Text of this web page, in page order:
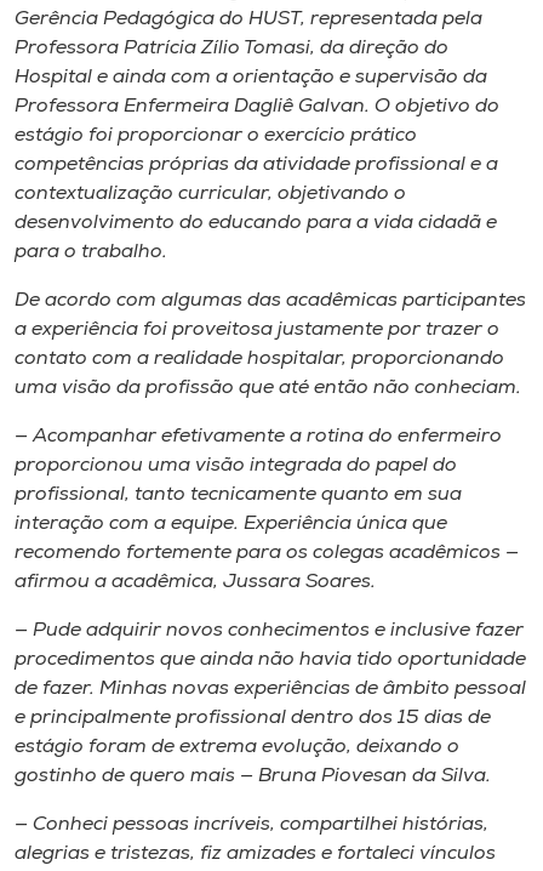
Gerência Pedagógica do HUST, representada pela
Professora Patrícia Zílio Tomasi, da direção do
Hospital e ainda com a orientação e supervisão da
Professora Enfermeira Dagliê Galvan. O objetivo do
estágio foi proporcionar o exercício prático
competências próprias da atividade profissional e a
contextualização curricular, objetivando o
desenvolvimento do educando para a vida cidadã e
para o trabalho.
De acordo com algumas das acadêmicas participantes
a experiência foi proveitosa justamente por trazer o
contato com a realidade hospitalar, proporcionando
uma visão da profissão que até então não conheciam.
— Acompanhar efetivamente a rotina do enfermeiro
proporcionou uma visão integrada do papel do
profissional, tanto tecnicamente quanto em sua
interação com a equipe. Experiência única que
recomendo fortemente para os colegas acadêmicos —
afirmou a acadêmica, Jussara Soares.
— Pude adquirir novos conhecimentos e inclusive fazer
procedimentos que ainda não havia tido oportunidade
de fazer. Minhas novas experiências de âmbito pessoal
e principalmente profissional dentro dos 15 dias de
estágio foram de extrema evolução, deixando o
gostinho de quero mais — Bruna Piovesan da Silva.
— Conheci pessoas incríveis, compartilhei histórias,
alegrias e tristezas, fiz amizades e fortaleci vínculos